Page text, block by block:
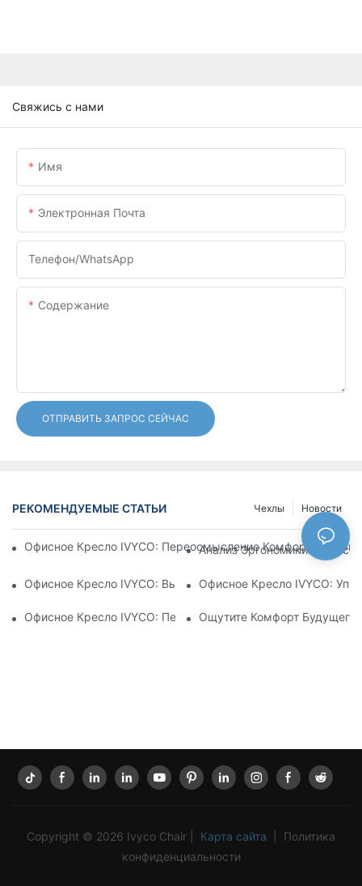
Свяжись с нами
Имя
Электронная Почта
Телефон/WhatsApp
Содержание
ОТПРАВИТЬ ЗАПРОС СЕЙЧАС
РЕКОМЕНДУЕМЫЕ СТАТЬИ Новости
Чехлы
Офисное Кресло IVYCO: Переосмысление Комфорта В
Анализ Эргономики:
Офисное Кресло IVYCO: Высочайший Комфорт Благодаря
Офисное Кресло IVYCO:
Офисное Кресло IVYCO: Переосмысление Комфорта На
Ощутите Комфорт
Copyright © 2026 Ivyco Chair | Карта сайта
Политика
конфиденциальности